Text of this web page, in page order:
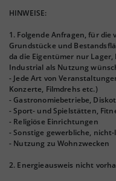
HINWEISE:
1. Folgende Anfragen, für die
Grundstücke und
da die Eigentümer nur
Industrial als Nutzung
- Jede Art von
Konzerte, Filmdrehs etc.)
- Gastronomiebetriebe,
- Sport- und Spielstätten,
- Religiöse Einrichtungen
- Sonstige gewerbliche,
- Nutzung zu Wohnzwecken
2. Energieausweis nicht